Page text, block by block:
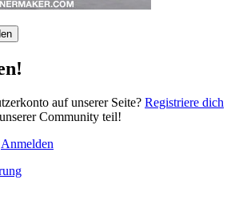
auf unserer Seite? Registriere dich
Community teil!
Anmelden